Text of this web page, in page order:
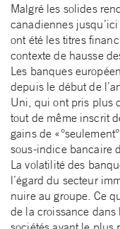
Malgré les solides
canadiennes
ont été les titres
contexte de hausse
Les banques
depuis le début de
Uni, qui ont pris plus
tout de même inscrit
gains de
sous-indice bancaire
La volatilité des
l’égard du secteur
nuire au groupe. Ce
de la croissance